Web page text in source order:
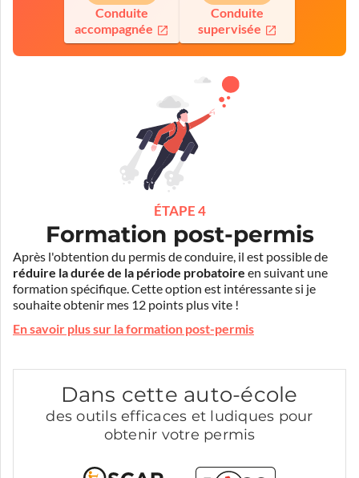
Conduite
accompagnée
Conduite
supervisée
ÉTAPE 4
Formation post-permis
Après l'obtention du permis de conduire, il est possible de
réduire la durée de la période probatoire en suivant une
formation spécifique. Cette option est intéressante si je
souhaite obtenir mes 12 points plus vite !
En savoir plus sur la formation post-permis
Dans cette auto-école
des outils efficaces et ludiques pour
obtenir votre permis